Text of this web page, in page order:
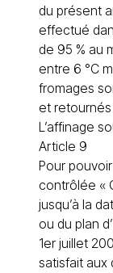
du présent
effectué
de 95 % au
entre 6 °C
fromages
et
L’affinage
Article 9
Pour
contrôlée «
jusqu’à la
ou du plan
1er juillet
satisfait aux